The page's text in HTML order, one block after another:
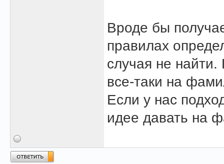
Вроде бы
правилах
случая не найти.
все-таки на
Если у нас
идее давать на